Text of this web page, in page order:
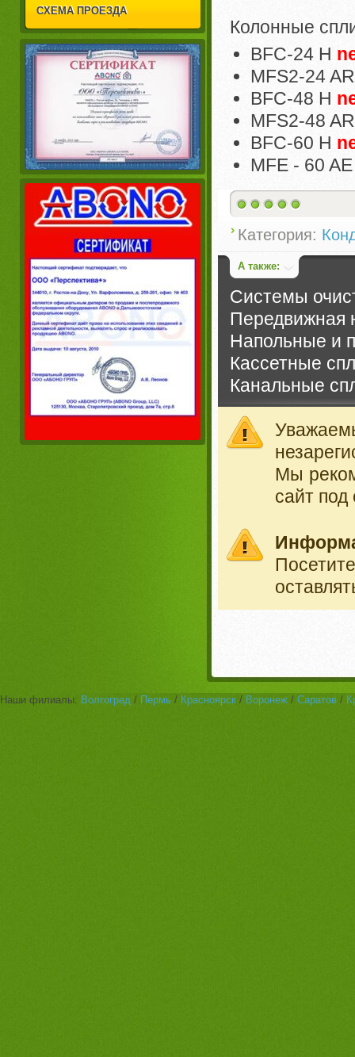
СХЕМА ПРОЕЗДА
Колонные
BFC-24 H
MFS2-24 AR
BFC-48 H
MFS2-48 AR
BFC-60 H
MFE - 60 AE
Категория:
А также:
Системы
Передвижная
Напольные и
Кассетные
Канальные
Мы
сайт
Наши филиалы: Волгоград / Пермь / Красноярск / Воронеж / Саратов /